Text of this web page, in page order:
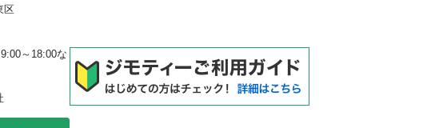
区
～18:00な